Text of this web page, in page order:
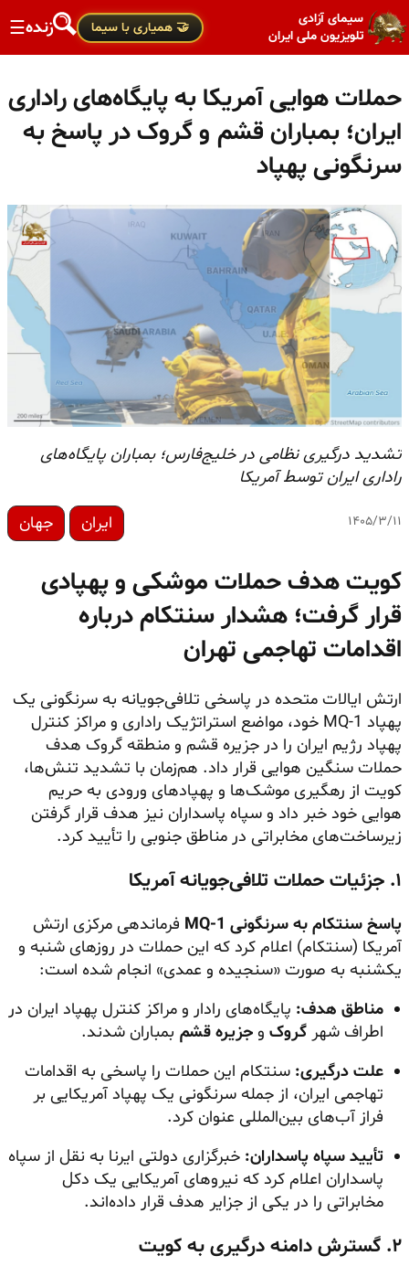
سیمای آزادی
تلویزیون ملی ایران
🤝 همیاری با سیما زنده☰
حملات هوایی آمریکا به پایگاه‌های راداری
ایران؛ بمباران قشم و گروک در پاسخ به
سرنگونی پهپاد
تشدید درگیری نظامی در خلیج‌فارس؛ بمباران پایگاه‌های
راداری ایران توسط آمریکا
۱۴۰۵/۳/۱۱ ایران جهان
کویت هدف حملات موشکی و پهپادی
قرار گرفت؛ هشدار سنتکام درباره
اقدامات تهاجمی تهران
ارتش ایالات متحده در پاسخی تلافی‌جویانه به سرنگونی یک
پهپاد MQ-1 خود، مواضع استراتژیک راداری و مراکز کنترل
پهپاد رژیم ایران را در جزیره قشم و منطقه گروک هدف
حملات سنگین هوایی قرار داد. هم‌زمان با تشدید تنش‌ها،
کویت از رهگیری موشک‌ها و پهپادهای ورودی به حریم
هوایی خود خبر داد و سپاه پاسداران نیز هدف قرار گرفتن
زیرساخت‌های مخابراتی در مناطق جنوبی را تأیید کرد.
۱. جزئیات حملات تلافی‌جویانه آمریکا
پاسخ سنتکام به سرنگونی MQ-1
فرماندهی مرکزی ارتش
آمریکا (سنتکام) اعلام کرد که این حملات در روزهای شنبه و
یکشنبه به صورت «سنجیده و عمدی» انجام شده است:
مناطق هدف: پایگاه‌های رادار و مراکز کنترل پهپاد ایران در
اطراف شهر گروک و جزیره قشم بمباران شدند.
علت درگیری: سنتکام این حملات را پاسخی به اقدامات
تهاجمی ایران، از جمله سرنگونی یک پهپاد آمریکایی بر
فراز آب‌های بین‌المللی عنوان کرد.
تأیید سپاه پاسداران: خبرگزاری دولتی ایرنا به نقل از سپاه
پاسداران اعلام کرد که نیروهای آمریکایی یک دکل
مخابراتی را در یکی از جزایر هدف قرار داده‌اند.
۲. گسترش دامنه درگیری به کویت